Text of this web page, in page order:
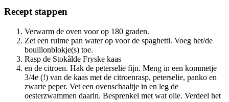
Recept stappen
Verwarm de oven voor op 180 graden.
Zet een ruime pan water op voor de spaghetti. Voeg het/de
bouillonblokje(s) toe.
Rasp de Stokâlde Fryske kaas
en de citroen. Hak de peterselie fijn. Meng in een kommetje
3/4e (!) van de kaas met de citroenrasp, peterselie, panko en
zwarte peper. Vet een ovenschaaltje in en leg de
oesterzwammen daarin. Besprenkel met wat olie. Verdeel het